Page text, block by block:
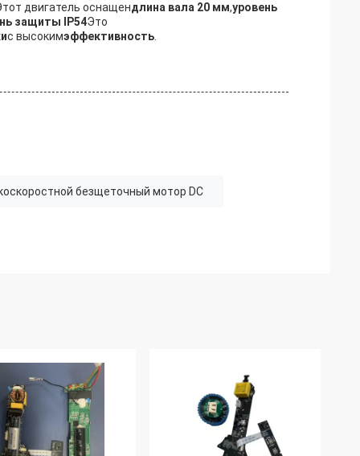
двигатель оснащендлина вала 20 мм,уровень
защиты IP54Это
с высокимэффективность
безщеточный мотор DC